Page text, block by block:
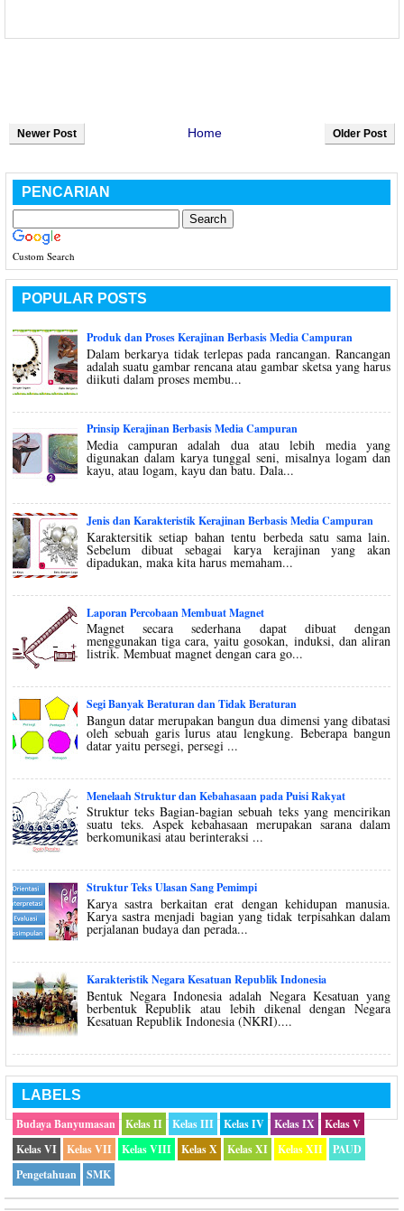
Newer Post Older Post
Home
PENCARIAN
Custom Search
POPULAR POSTS
Produk dan Proses Kerajinan Berbasis Media Campuran
Dalam berkarya tidak terlepas pada rancangan. Rancangan
adalah suatu gambar rencana atau gambar sketsa yang harus
diikuti dalam proses membu...
Prinsip Kerajinan Berbasis Media Campuran
Media campuran adalah dua atau lebih media yang
digunakan dalam karya tunggal seni, misalnya logam dan
kayu, atau logam, kayu dan batu. Dala...
Jenis dan Karakteristik Kerajinan Berbasis Media Campuran
Karaktersitik setiap bahan tentu berbeda satu sama lain.
Sebelum dibuat sebagai karya kerajinan yang akan
dipadukan, maka kita harus memaham...
Laporan Percobaan Membuat Magnet
Magnet secara sederhana dapat dibuat dengan
menggunakan tiga cara, yaitu gosokan, induksi, dan aliran
listrik. Membuat magnet dengan cara go...
Segi Banyak Beraturan dan Tidak Beraturan
Bangun datar merupakan bangun dua dimensi yang dibatasi
oleh sebuah garis lurus atau lengkung. Beberapa bangun
datar yaitu persegi, persegi ...
Menelaah Struktur dan Kebahasaan pada Puisi Rakyat
Struktur teks Bagian-bagian sebuah teks yang mencirikan
suatu teks. Aspek kebahasaan merupakan sarana dalam
berkomunikasi atau berinteraksi ...
Struktur Teks Ulasan Sang Pemimpi
Karya sastra berkaitan erat dengan kehidupan manusia.
Karya sastra menjadi bagian yang tidak terpisahkan dalam
perjalanan budaya dan perada...
Karakteristik Negara Kesatuan Republik Indonesia
Bentuk Negara Indonesia adalah Negara Kesatuan yang
berbentuk Republik atau lebih dikenal dengan Negara
Kesatuan Republik Indonesia (NKRI)....
LABELS
Budaya Banyumasan
Kelas II Kelas III Kelas IV Kelas IX
Kelas V
Kelas VI
Kelas VII Kelas VIII Kelas X Kelas XI Kelas XII
PAUD
Pengetahuan
SMK